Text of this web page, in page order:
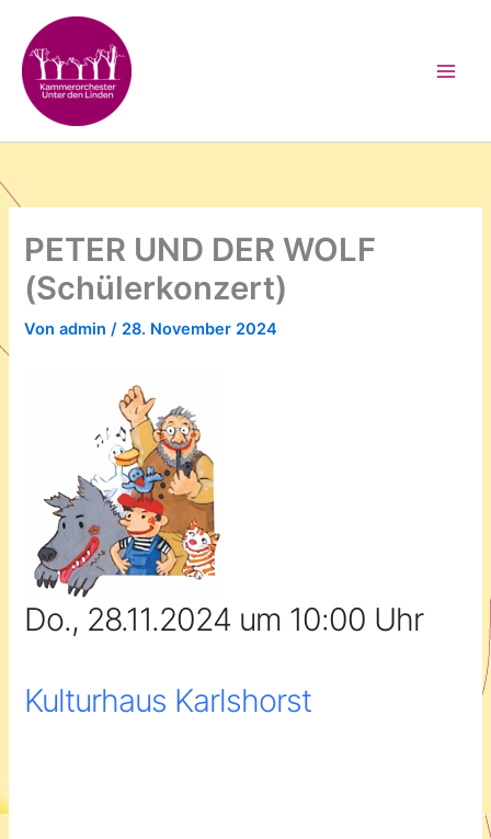
Inhalt
springen
PETER UND DER WOLF
(Schülerkonzert)
Vonadmin/ 28. November 2024
Do., 28.11.2024 um 10:00 Uhr
Kulturhaus Karlshorst